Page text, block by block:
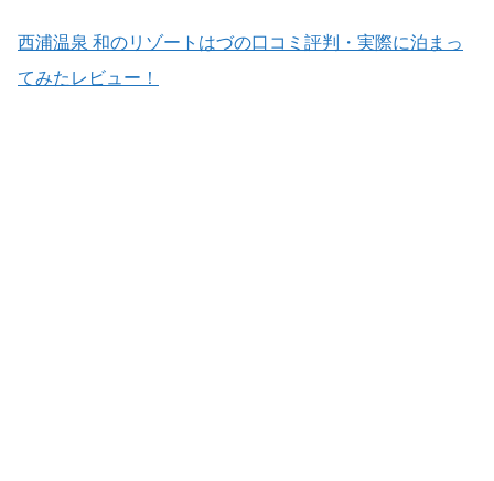
西浦温泉 和のリゾートはづの口コミ評判・実際に泊まっ
てみたレビュー！